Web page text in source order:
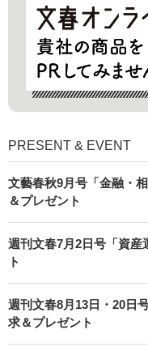
PRESENT & EVENT
文藝春秋9月号「金融・
＆プレゼント
週刊文春7月2日号「資産
ト
週刊文春8月13日・20日
求＆プレゼント